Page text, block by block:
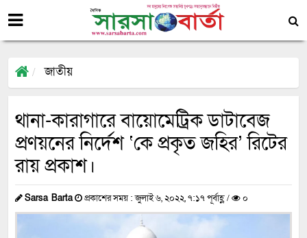
জাতীয়
থানা-কারাগারে বায়োমেট্রিক ডাটাবেজ
প্রণয়নের নির্দেশ ‘কে প্রকৃত জহির’ রিটের
রায় প্রকাশ।
Sarsa Barta প্রকাশের সময় : জুলাই ৬, ২০২২, ৭:১৭ পূর্বাহ্ণ / ০